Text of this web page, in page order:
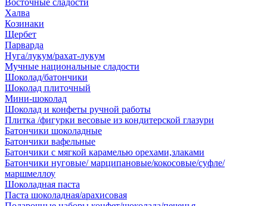
Восточные сладости
Халва
Козинаки
Щербет
Парварда
Нуга/лукум/рахат-лукум
Мучные национальные сладости
Шоколад/батончики
Шоколад плиточный
Мини-шоколад
Шоколад и конфеты ручной работы
Плитка /фигурки весовые из кондитерской глазури
Батончики шоколадные
Батончики вафельные
Батончики с мягкой карамелью орехами,злаками
Батончики нуговые/ марципановые/кокосовые/суфле/
маршмеллоу
Шоколадная паста
Паста шоколадная/арахисовая